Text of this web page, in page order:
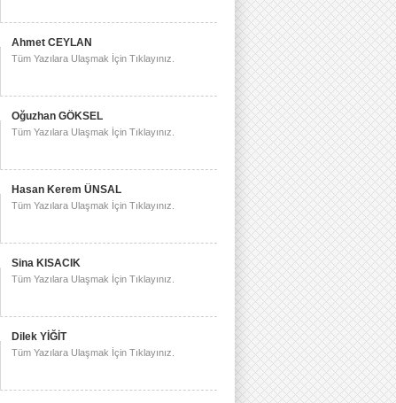
Ahmet CEYLAN
Tüm Yazılara Ulaşmak İçin Tıklayınız.
Oğuzhan GÖKSEL
Tüm Yazılara Ulaşmak İçin Tıklayınız.
Hasan Kerem ÜNSAL
Tüm Yazılara Ulaşmak İçin Tıklayınız.
Sina KISACIK
Tüm Yazılara Ulaşmak İçin Tıklayınız.
Dilek YİĞİT
Tüm Yazılara Ulaşmak İçin Tıklayınız.